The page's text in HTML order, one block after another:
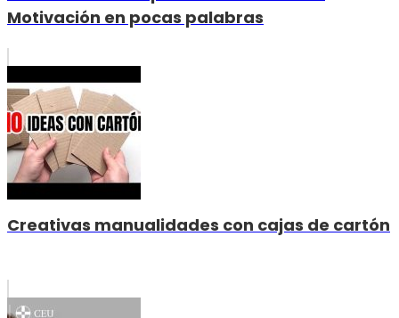
Motivación en pocas palabras
Creativas manualidades con cajas de cartón